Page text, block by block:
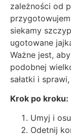
zależności od
siekamy
ugotowane
Ważne jest,
podobnej
sałatki i
Krok po kroku:
Umyj i
Odetnij